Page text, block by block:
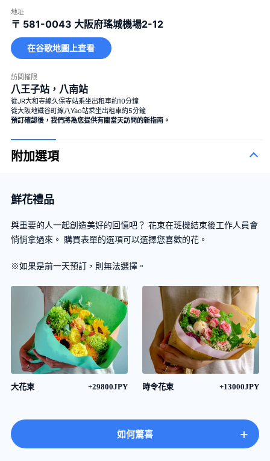
地址
〒 581-0043 大阪府瑤城機場2-12
在谷歌地圖上查看
訪問權限
八王子站，八南站
從JR大和寺線久保寺站乘坐出租車約10分鐘
從大阪地鐵谷町線八Yao站乘坐出租車約5分鐘
預訂確認後，我們將為您提供有關當天訪問的新指南。
附加選項
鮮花禮品
與重要的人一起創造美好的回憶吧？ 花束在班機結束後工作人員會
悄悄拿過來。 購買表單的選項可以選擇您喜歡的花。
※如果是前一天預訂，則無法選擇。
大花束 +29800JPY 時令花束 +13000JPY
如何驚喜 +